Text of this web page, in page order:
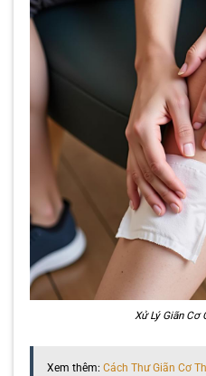
Xử Lý Giãn Cơ
Xem thêm: Cách Thư Giãn Cơ